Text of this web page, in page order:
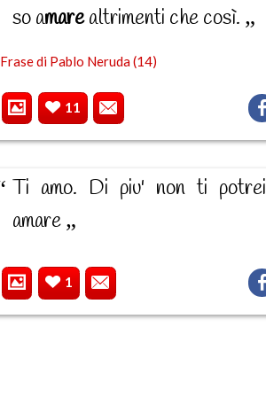
so amarealtrimenti che così.
Frase di Pablo Neruda (14)
11
Ti amo. Di piu' non ti potrei
amare
1